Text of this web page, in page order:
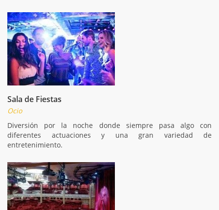
Sala de Fiestas
Ocio
Diversión por la noche donde siempre pasa algo con
diferentes actuaciones y una gran variedad de
entretenimiento.